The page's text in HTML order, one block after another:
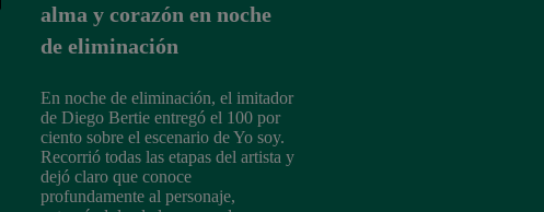
alma y corazón en noche
de eliminación
En noche de eliminación, el imitador
de Diego Bertie entregó el 100 por
ciento sobre el escenario de Yo soy.
Recorrió todas las etapas del artista y
dejó claro que conoce
profundamente al personaje,